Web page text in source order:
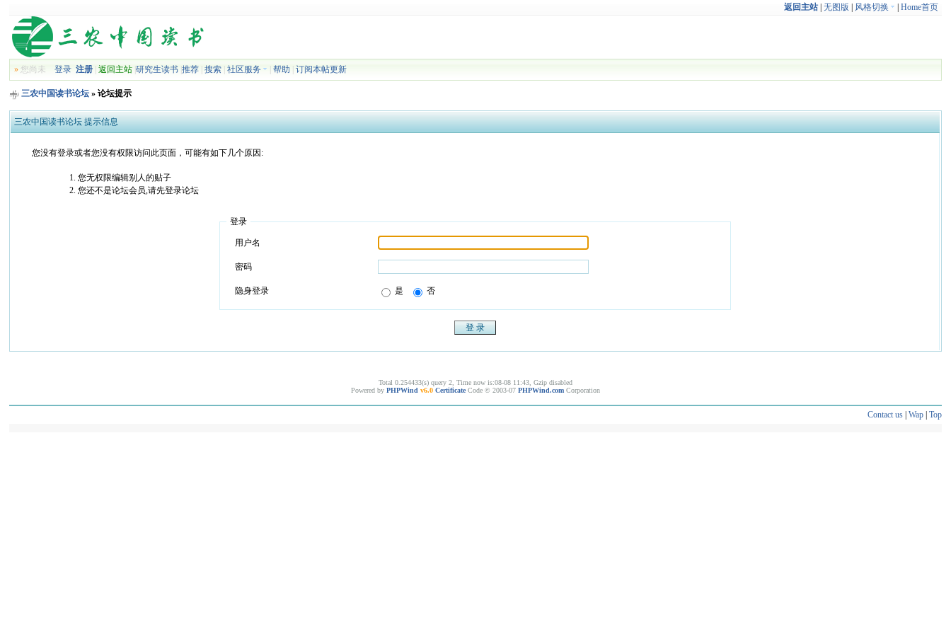
返回主站| 无图版 风格切换 Home首页
» 您尚未登录 注册 |返回主站 |研究生读书 |推荐 |搜索 |社区服务 |帮助 |订阅本帖更新
三农中国读书论坛 » 论坛提示
三农中国读书论坛 提示信息
您没有登录或者您没有权限访问此页面，可能有如下几个原因:
您无权限编辑别人的贴子
您还不是论坛会员,请先登录论坛
登录
用户名
密码
隐身登录 是 否
Total 0.254433(s) query 2, Time now is:08-08 11:43, Gzip disabled
Powered by PHPWind v6.0 Certificate Code © 2003-07 PHPWind.com Corporation
Contact us| Wap| Top